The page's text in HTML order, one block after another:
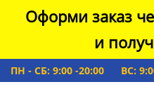
Оформи заказ
и
ПН - СБ: 9:00 -20:00 ВС: